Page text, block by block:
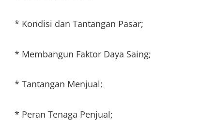
* Kondisi dan Tantangan Pasar;
* Membangun Faktor Daya Saing;
* Tantangan Menjual;
* Peran Tenaga Penjual;